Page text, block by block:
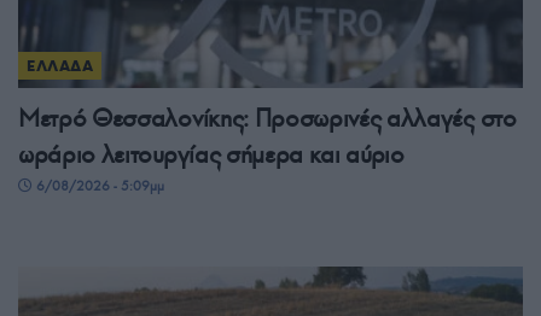
ΕΛΛΑΔΑ
Μετρό Θεσσαλονίκης: Προσωρινές αλλαγές στο
ωράριο λειτουργίας σήμερα και αύριο
6/08/2026 - 5:09μμ